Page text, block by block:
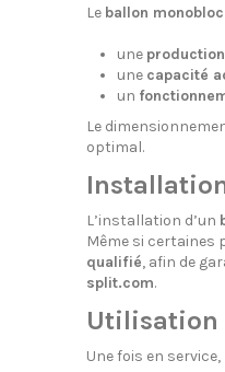
Le ballon monobloc
une
une capacité
un
Le
optimal.
L’installation d’un
Même si certaines
qualifié, afin de
split.com.
Utilisation
Une fois en service,